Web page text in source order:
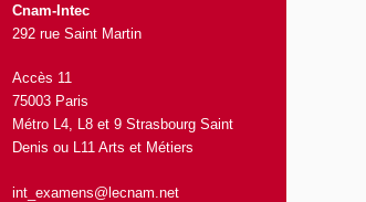
Cnam-Intec
292 rue Saint Martin
Accès 11
75003 Paris
Métro L4, L8 et 9 Strasbourg Saint
Denis ou L11 Arts et Métiers
int_examens@lecnam.net